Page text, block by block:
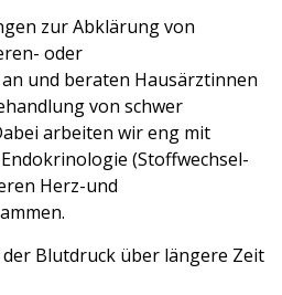
zur Abklärung von
oder
und beraten Hausärztinnen
von schwer
arbeiten wir eng mit
(Stoffwechsel-
Herz-und
Blutdruck über längere Zeit